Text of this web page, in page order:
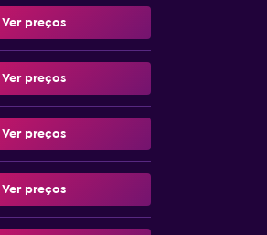
Ver preços
Ver preços
Ver preços
Ver preços